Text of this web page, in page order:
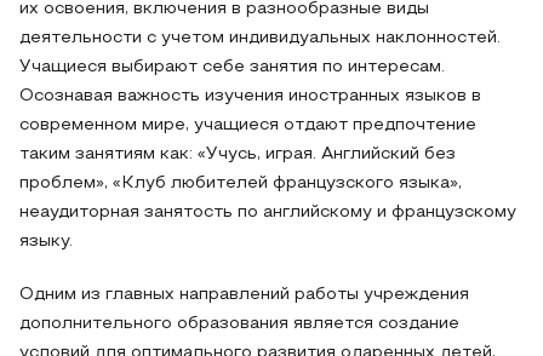
их освоения, включения в разнообразные виды
деятельности с учетом индивидуальных наклонностей.
Учащиеся выбирают себе занятия по интересам.
Осознавая важность изучения иностранных языков в
современном мире, учащиеся отдают предпочтение
таким занятиям как: «Учусь, играя. Английский без
проблем», «Клуб любителей французского языка»,
неаудиторная занятость по английскому и французскому
языку.
Одним из главных направлений работы учреждения
дополнительного образования является создание